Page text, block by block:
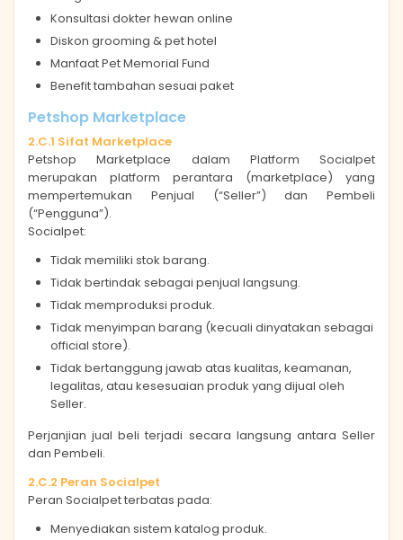
Konsultasi dokter hewan online
Diskon grooming & pet hotel
Manfaat Pet Memorial Fund
Benefit tambahan sesuai paket
Petshop Marketplace
2.C.1 Sifat Marketplace
Petshop Marketplace dalam Platform Socialpet
merupakan platform perantara (marketplace) yang
mempertemukan Penjual (“Seller”) dan Pembeli
(“Pengguna”).
Socialpet:
Tidak memiliki stok barang.
Tidak bertindak sebagai penjual langsung.
Tidak memproduksi produk.
Tidak menyimpan barang (kecuali dinyatakan sebagai
official store).
Tidak bertanggung jawab atas kualitas, keamanan,
legalitas, atau kesesuaian produk yang dijual oleh
Seller.
Perjanjian jual beli terjadi secara langsung antara Seller
dan Pembeli.
2.C.2 Peran Socialpet
Peran Socialpet terbatas pada:
Menyediakan sistem katalog produk.